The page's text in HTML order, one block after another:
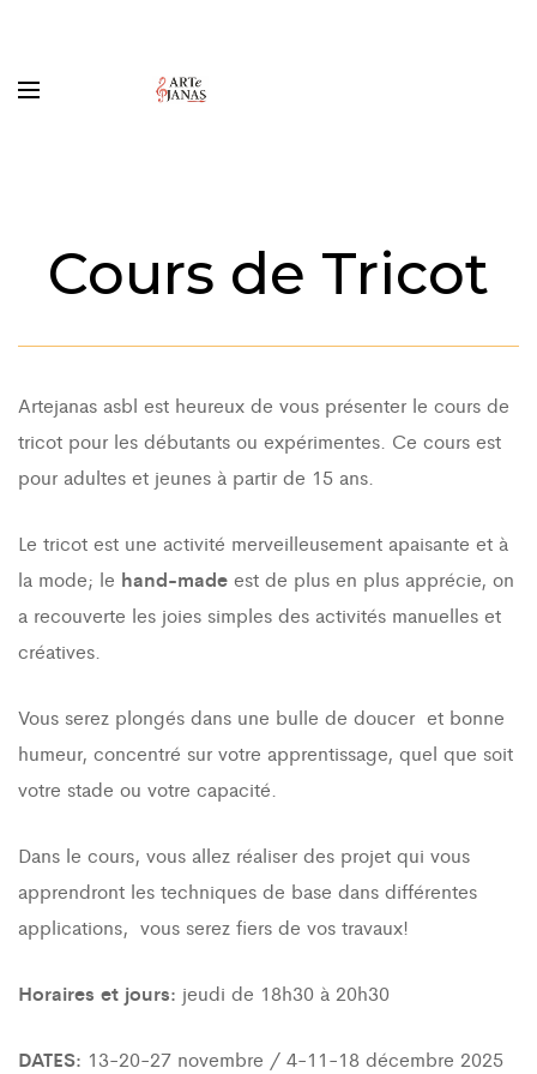
Cours de Tricot
Artejanas asbl est heureux de vous présenter le cours de
tricot pour les débutants ou expérimentes. Ce cours est
pour adultes et jeunes à partir de 15 ans.
Le tricot est une activité merveilleusement apaisante et à
la mode; le hand-made est de plus en plus apprécie, on
a recouverte les joies simples des activités manuelles et
créatives.
Vous serez plongés dans une bulle de doucer et bonne
humeur, concentré sur votre apprentissage, quel que soit
votre stade ou votre capacité.
Dans le cours, vous allez réaliser des projet qui vous
apprendront les techniques de base dans différentes
applications, vous serez fiers de vos travaux!
Horaires et jours: jeudi de 18h30 à 20h30
DATES: 13-20-27 novembre / 4-11-18 décembre 2025